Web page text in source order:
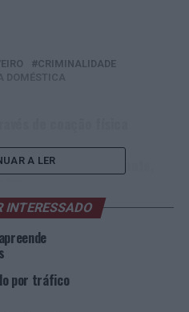
CRIMINALIDADE
DOMÉSTICA
casal, em flagrante,
A LER
INTERESSADO
por tráfico